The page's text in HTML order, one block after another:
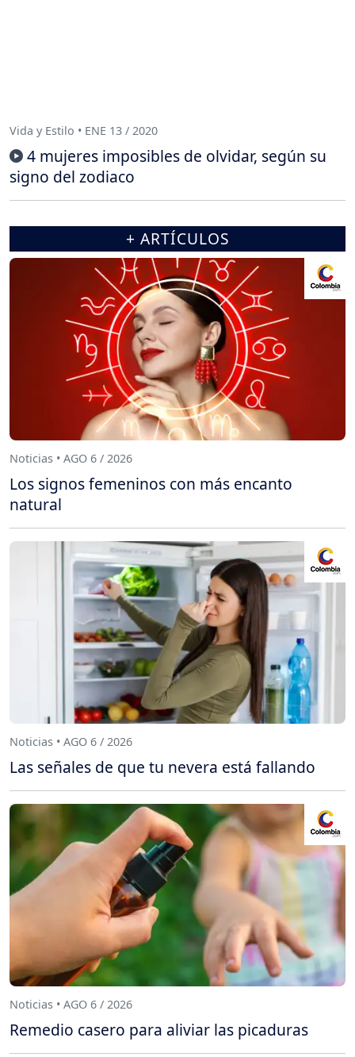
Vida y Estilo • ENE 13 / 2020
4 mujeres imposibles de olvidar, según su
signo del zodiaco
+ ARTÍCULOS
Noticias • AGO 6 / 2026
Los signos femeninos con más encanto
natural
Noticias • AGO 6 / 2026
Las señales de que tu nevera está fallando
Noticias • AGO 6 / 2026
Remedio casero para aliviar las picaduras